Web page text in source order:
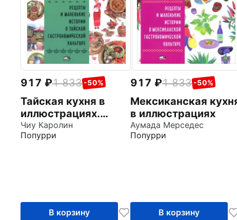
917 1 833 -50%
Тайская кухня в
иллюстрациях.
Рецепты и
маленькие истории
Чиу Каролин
Попурри
В корзину
917 1 833 -50%
Мексиканская
в иллюстрациях
Аумада Мерседес
Попурри
В корзину